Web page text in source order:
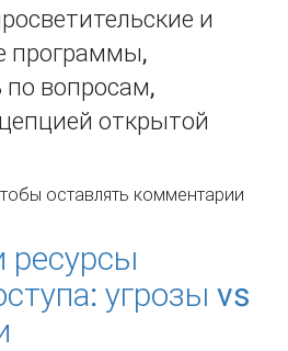
и
программы,
по вопросам,
открытой
библиотекарей в
оставлять комментарии
ресурсы
угрозы vs